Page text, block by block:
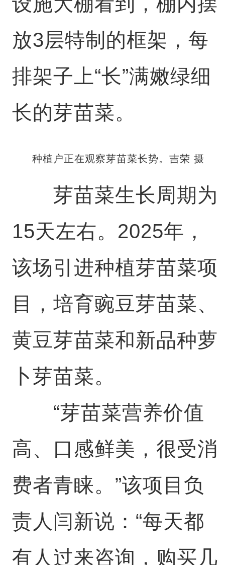
放3层特制的框架，每
排架子上“长”满嫩绿细
长的芽苗菜。
种植户正在观察芽苗菜长势。吉荣 摄
芽苗菜生长周期为
15天左右。2025年，
该场引进种植芽苗菜项
目，培育豌豆芽苗菜、
黄豆芽苗菜和新品种萝
卜芽苗菜。
“芽苗菜营养价值
高、口感鲜美，很受消
费者青睐。”该项目负
责人闫新说：“每天都
有人过来咨询，购买几